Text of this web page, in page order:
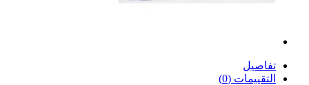
تفاصيل
التقييمات (0)